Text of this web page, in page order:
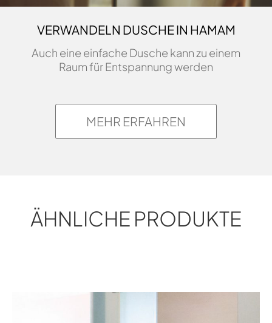
VERWANDELN DUSCHE IN HAMAM
Auch eine einfache Dusche kann zu einem
Raum für Entspannung werden
MEHR ERFAHREN
ÄHNLICHE PRODUKTE